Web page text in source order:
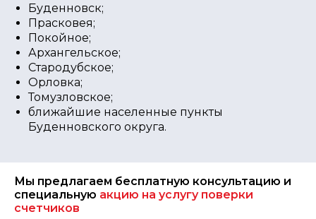
Буденновск;
Прасковея;
Покойное;
Архангельское;
Стародубское;
Орловка;
Томузловское;
ближайшие населенные пункты
Буденновского округа.
Мы предлагаем бесплатную консультацию и
специальную акцию на услугу поверки
счетчиков